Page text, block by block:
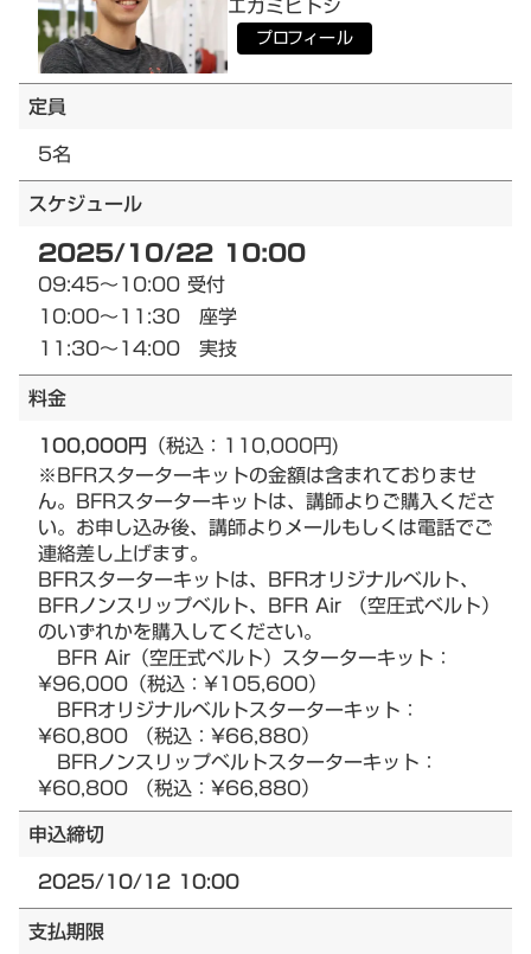
プロフィール
定員
5名
スケジュール
2025/10/22 10:00
09:45～10:00 受付
10:00～11:30 座学
11:30～14:00 実技
料金
100,000円 （税込：110,000円)
※BFRスターターキットの金額は含まれておりませ
ん。BFRスターターキットは、講師よりご購入くださ
い。お申し込み後、講師よりメールもしくは電話でご
連絡差し上げます。
BFRスターターキットは、BFRオリジナルベルト、
BFRノンスリップベルト、BFR Air （空圧式ベルト）
のいずれかを購入してください。
BFR Air（空圧式ベルト）スターターキット：
¥96,000（税込：¥105,600）
BFRオリジナルベルトスターターキット：
¥60,800 （税込：¥66,880）
BFRノンスリップベルトスターターキット：
¥60,800 （税込：¥66,880）
申込締切
2025/10/12 10:00
支払期限